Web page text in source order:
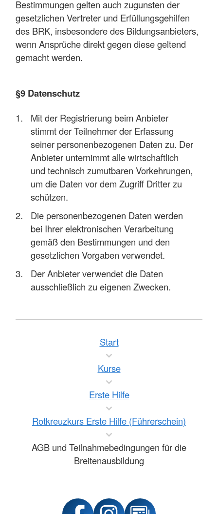
Bestimmungen gelten auch zugunsten der
gesetzlichen Vertreter und Erfüllungsgehilfen
des BRK, insbesondere des Bildungsanbieters,
wenn Ansprüche direkt gegen diese geltend
gemacht werden.
§9 Datenschutz
Mit der Registrierung beim Anbieter
stimmt der Teilnehmer der Erfassung
seiner personenbezogenen Daten zu. Der
Anbieter unternimmt alle wirtschaftlich
und technisch zumutbaren Vorkehrungen,
um die Daten vor dem Zugriff Dritter zu
schützen.
Die personenbezogenen Daten werden
bei Ihrer elektronischen Verarbeitung
gemäß den Bestimmungen und den
gesetzlichen Vorgaben verwendet.
Der Anbieter verwendet die Daten
ausschließlich zu eigenen Zwecken.
Start
Kurse
Erste Hilfe
Rotkreuzkurs Erste Hilfe (Führerschein)
AGB und Teilnahmebedingungen für die
Breitenausbildung